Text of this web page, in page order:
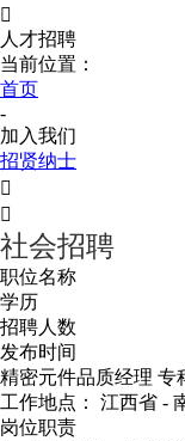

人才招聘
当前位置：
首页
-
加入我们
招贤纳士


社会招聘
职位名称
学历
招聘人数
发布时间
精密元件品质经理 专
工作地点： 江西省 -
岗位职责